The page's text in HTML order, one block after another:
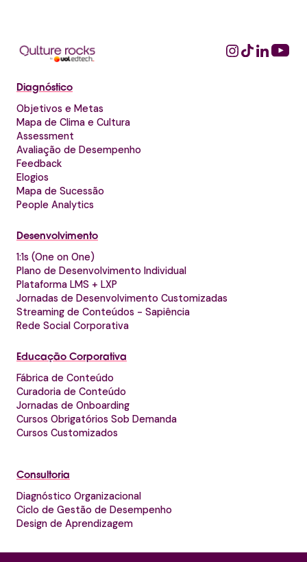
Diagnóstico
Objetivos e Metas
Mapa de Clima e Cultura
Assessment
Avaliação de Desempenho
Feedback
Elogios
Mapa de Sucessão
People Analytics
Desenvolvimento
1:1s (One on One)
Plano de Desenvolvimento Individual
Plataforma LMS + LXP
Jornadas de Desenvolvimento Customizadas
Streaming de Conteúdos - Sapiência
Rede Social Corporativa
Educação Corporativa
Fábrica de Conteúdo
Curadoria de Conteúdo
Jornadas de Onboarding
Cursos Obrigatórios Sob Demanda
Cursos Customizados
Consultoria
Diagnóstico Organizacional
Ciclo de Gestão de Desempenho
Design de Aprendizagem